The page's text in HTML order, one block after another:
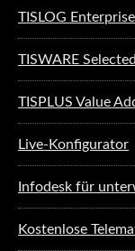
TISLOG
TISWARE
TISPLUS Value
Live-Konfigurator
Infodesk für
Kostenlose